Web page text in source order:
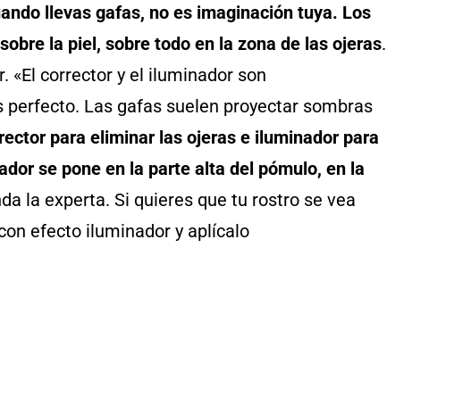
llevas gafas, no es imaginación tuya. Los
la piel, sobre todo en la zona de las ojeras.
«El corrector y el iluminador son
Las gafas suelen proyectar sombras
para eliminar las ojeras e iluminador para
se pone en la parte alta del pómulo, en la
la experta. Si quieres que tu rostro se vea
efecto iluminador y aplícalo